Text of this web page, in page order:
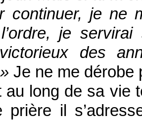
continuer, je ne
je
des
»Je ne me dérobe
au long de sa vie
prière il